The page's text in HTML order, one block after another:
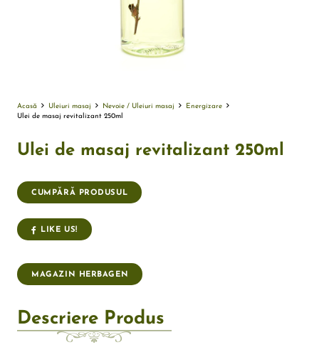
Acasă Uleiuri masaj Nevoie / Uleiuri masaj
Energizare
Ulei de masaj revitalizant 250ml
Ulei de masaj revitalizant 250ml
CUMPĂRĂ PRODUSUL
LIKE US!
MAGAZIN HERBAGEN
Descriere Produs